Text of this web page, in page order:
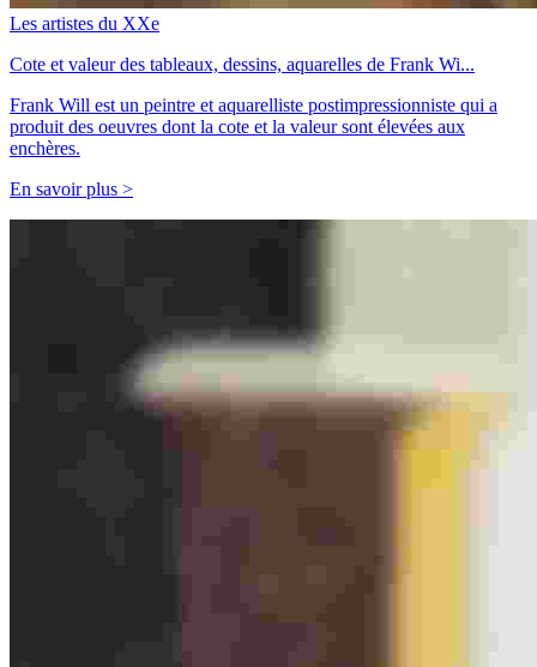
Les artistes du XXe
Cote et valeur des tableaux, dessins, aquarelles de Frank Wi...
Frank Will est un peintre et aquarelliste postimpressionniste qui a
produit des oeuvres dont la cote et la valeur sont élevées aux
enchères.
En savoir plus >